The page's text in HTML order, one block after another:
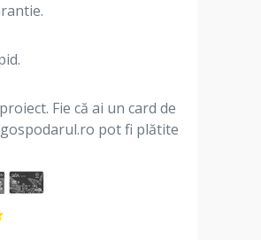
Fie că ai un card de
pot fi plătite